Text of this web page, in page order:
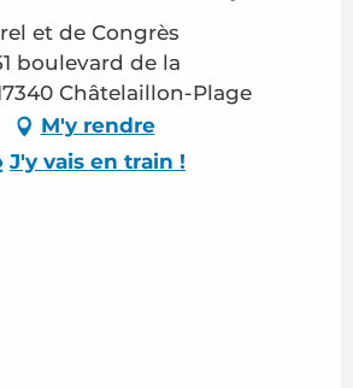
et de Congrès
boulevard de la
Châtelaillon-Plage
M'y rendre
J'y vais en train !